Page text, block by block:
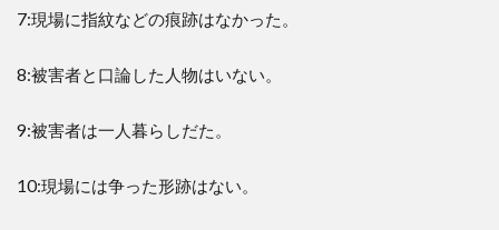
7:現場に指紋などの痕跡はなかった。
8:被害者と口論した人物はいない。
9:被害者は一人暮らしだた。
10:現場には争った形跡はない。